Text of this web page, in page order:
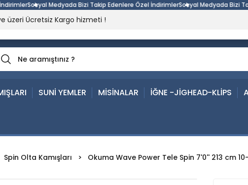
Sosyal Medyada Bizi Takip Edenlere Özel İndirimlerSosyal Medyada Bizi Takip
üzeri Ücretsiz Kargo hizmeti !
SUNİ YEMLER MİSİNALAR İĞNE -JİGHEAD-KLİPS
Spin Olta Kamışları Okuma Wave Power Tele Spin 7'0'' 213 cm